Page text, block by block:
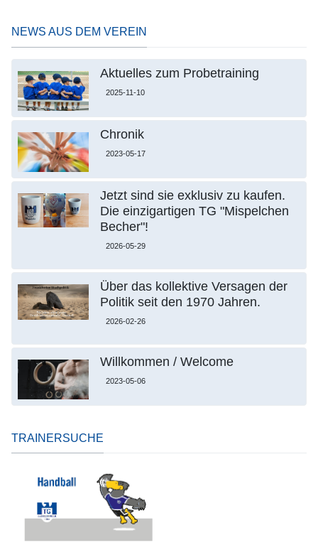
NEWS AUS DEM VEREIN
Aktuelles zum Probetraining
2025-11-10
Chronik
2023-05-17
Jetzt sind sie exklusiv zu kaufen.
Die einzigartigen TG "Mispelchen
Becher"!
2026-05-29
Über das kollektive Versagen der
Politik seit den 1970 Jahren.
2026-02-26
Willkommen / Welcome
2023-05-06
TRAINERSUCHE